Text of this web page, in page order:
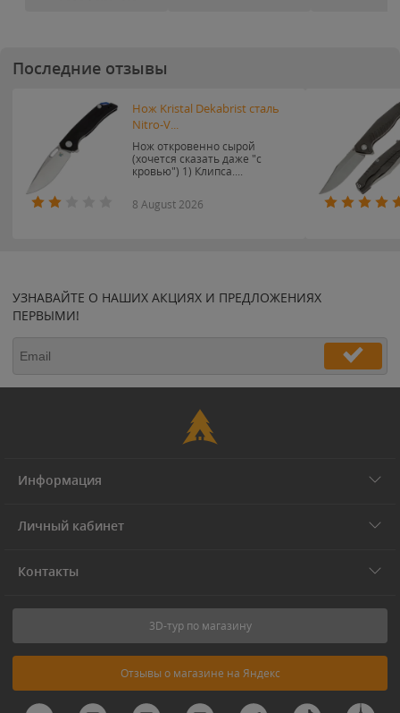
Последние отзывы
Нож Kristal Dekabrist сталь
Nitro-V...
Нож откровенно сырой
(хочется сказать даже "с
кровью") 1) Клипса....
8 August 2026
УЗНАВАЙТЕ О НАШИХ АКЦИЯХ И ПРЕДЛОЖЕНИЯХ
ПЕРВЫМИ!
Информация
Личный кабинет
Контакты
3D-тур по магазину
Отзывы о магазине на Яндекс